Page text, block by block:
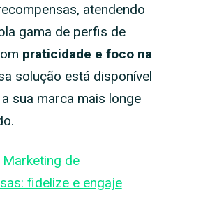
atendendo
gama de perfis de
praticidade e foco na
solução está disponível
sua marca mais longe
Marketing de
fidelize e engaje